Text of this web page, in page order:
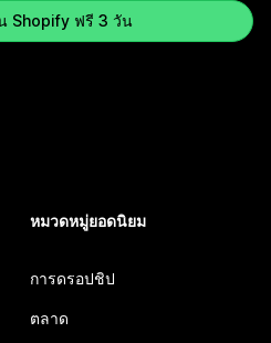
Shopify ฟรี 3 วัน
หมวดหมู่ยอดนิยม
การดรอปชิป
ตลาด